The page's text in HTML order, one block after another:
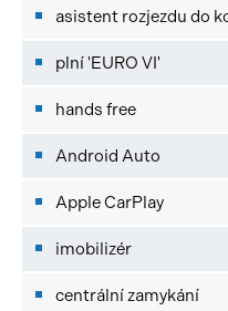
asistent rozjezdu do
plní 'EURO VI'
hands free
Android Auto
Apple CarPlay
imobilizér
centrální zamykání